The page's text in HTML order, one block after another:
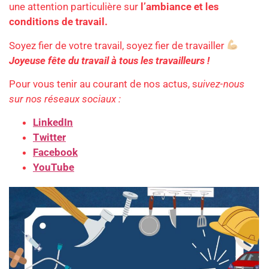
une attention particulière sur l’ambiance et les
conditions de travail.
Soyez fier de votre travail, soyez fier de travailler
Joyeuse fête du travail à tous les travailleurs !
Pour vous tenir au courant de nos actus, suivez-nous
sur nos réseaux sociaux :
LinkedIn
Twitter
Facebook
YouTube